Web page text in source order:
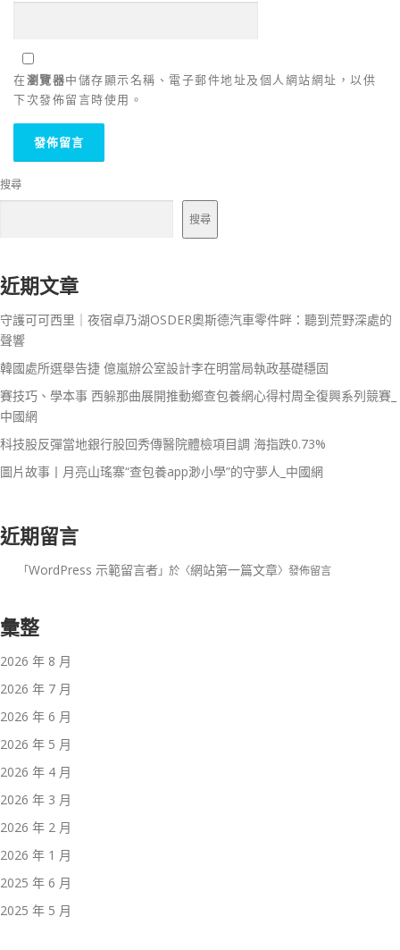
在瀏覽器中儲存顯示名稱、電子郵件地址及個人網站網址，以供
下次發佈留言時使用。
搜尋
搜尋
近期文章
守護可可西里｜夜宿卓乃湖OSDER奧斯德汽車零件畔：聽到荒野深處的
聲響
韓國處所選舉告捷 億嵐辦公室設計李在明當局執政基礎穩固
賽技巧、學本事 西躲那曲展開推動鄉查包養網心得村周全復興系列競賽_
中國網
科技股反彈當地銀行股回秀傳醫院體檢項目調 海指跌0.73%
圖片故事丨月亮山瑤寨“查包養app渺小學”的守夢人_中國網
近期留言
「WordPress 示範留言者」於〈網站第一篇文章〉發佈留言
彙整
2026 年 8 月
2026 年 7 月
2026 年 6 月
2026 年 5 月
2026 年 4 月
2026 年 3 月
2026 年 2 月
2026 年 1 月
2025 年 6 月
2025 年 5 月